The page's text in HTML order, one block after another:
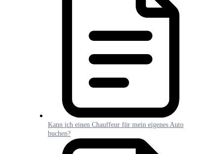
Kann ich einen Chauffeur für mein eigenes Auto
buchen?